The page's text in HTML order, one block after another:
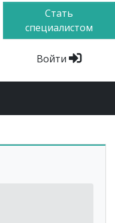
Стать
специалистом
Войти